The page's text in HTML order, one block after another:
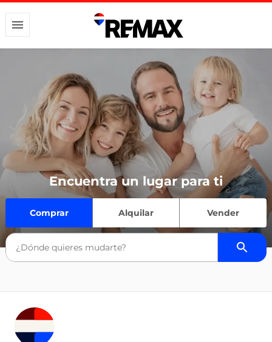
Encuentra un lugar para ti
Comprar Alquilar Vender